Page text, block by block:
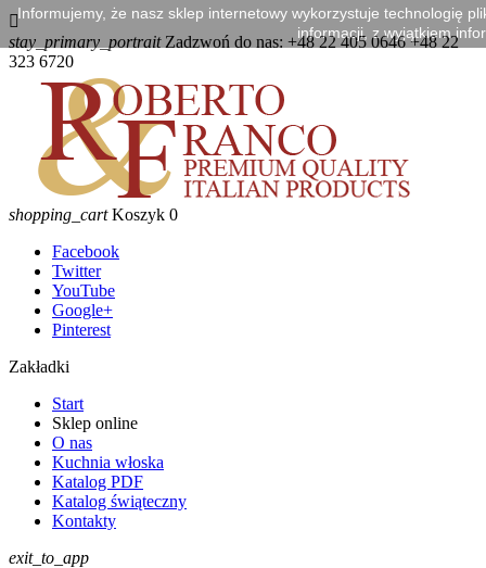

stay_primary_portraitZadzwoń do nas: +48 22 405 0646 +48 22
323 6720
shopping_cart Koszyk 0
Facebook
Twitter
YouTube
Google+
Pinterest
Zakładki
Start
Sklep online
O nas
Kuchnia włoska
Katalog PDF
Katalog świąteczny
Kontakty
exit_to_app
Informujemy, że nasz sklep internetowy wykorzystuje technologię
informacji, z wyjątkiem